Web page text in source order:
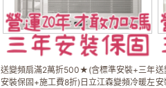
送變頻扇滿2萬折500★(含標準安裝+三年
安裝保固+施工費8折)日立江森變頻冷暖左
送
安